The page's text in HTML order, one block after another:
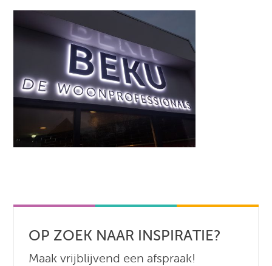
OP ZOEK NAAR INSPIRATIE?
Maak vrijblijvend een afspraak!